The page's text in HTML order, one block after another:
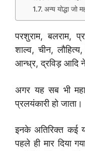
अन्य योद्धा जो
परशुराम, बलराम,
शाल्व, चीन,
आन्ध्र, द्रविड़ आदि ने
अगर यह सब भी
प्रलयंकारी हो जाता।
इनके अतिरिक्त कई
पहले ही मार दिया